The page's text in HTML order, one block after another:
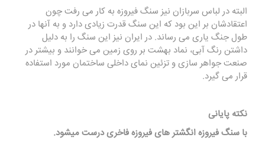
البته در لباس سربازان نیز سنگ فیروزه به کار می رفت چون
اعتقادشان بر این بود که این سنگ قدرت زیادی دارد و به آنها در
طول جنگ یاری می رساند. در ایران نیز این سنگ را به دلیل
داشتن رنگ آبی، نماد بهشت بر روی زمین می خوانند و بیشتر در
صنعت جواهر سازی و تزئین نمای داخلی ساختمان مورد استفاده
قرار می گیرد.
نکته پایانی
با سنگ فیروزهانگشتر های فیروزهفاخری درست میشود.